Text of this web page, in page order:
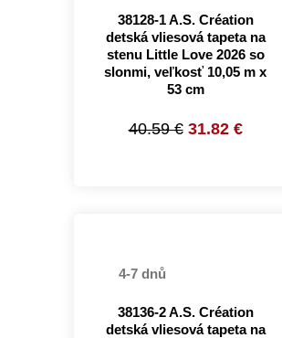
38128-1 A.S. Création
detská vliesová tapeta na
stenu Little Love 2026 so
slonmi, veľkosť 10,05 m x
53 cm
40.59 € 31.82 €
4-7 dnů
38136-2 A.S. Création
detská vliesová tapeta na